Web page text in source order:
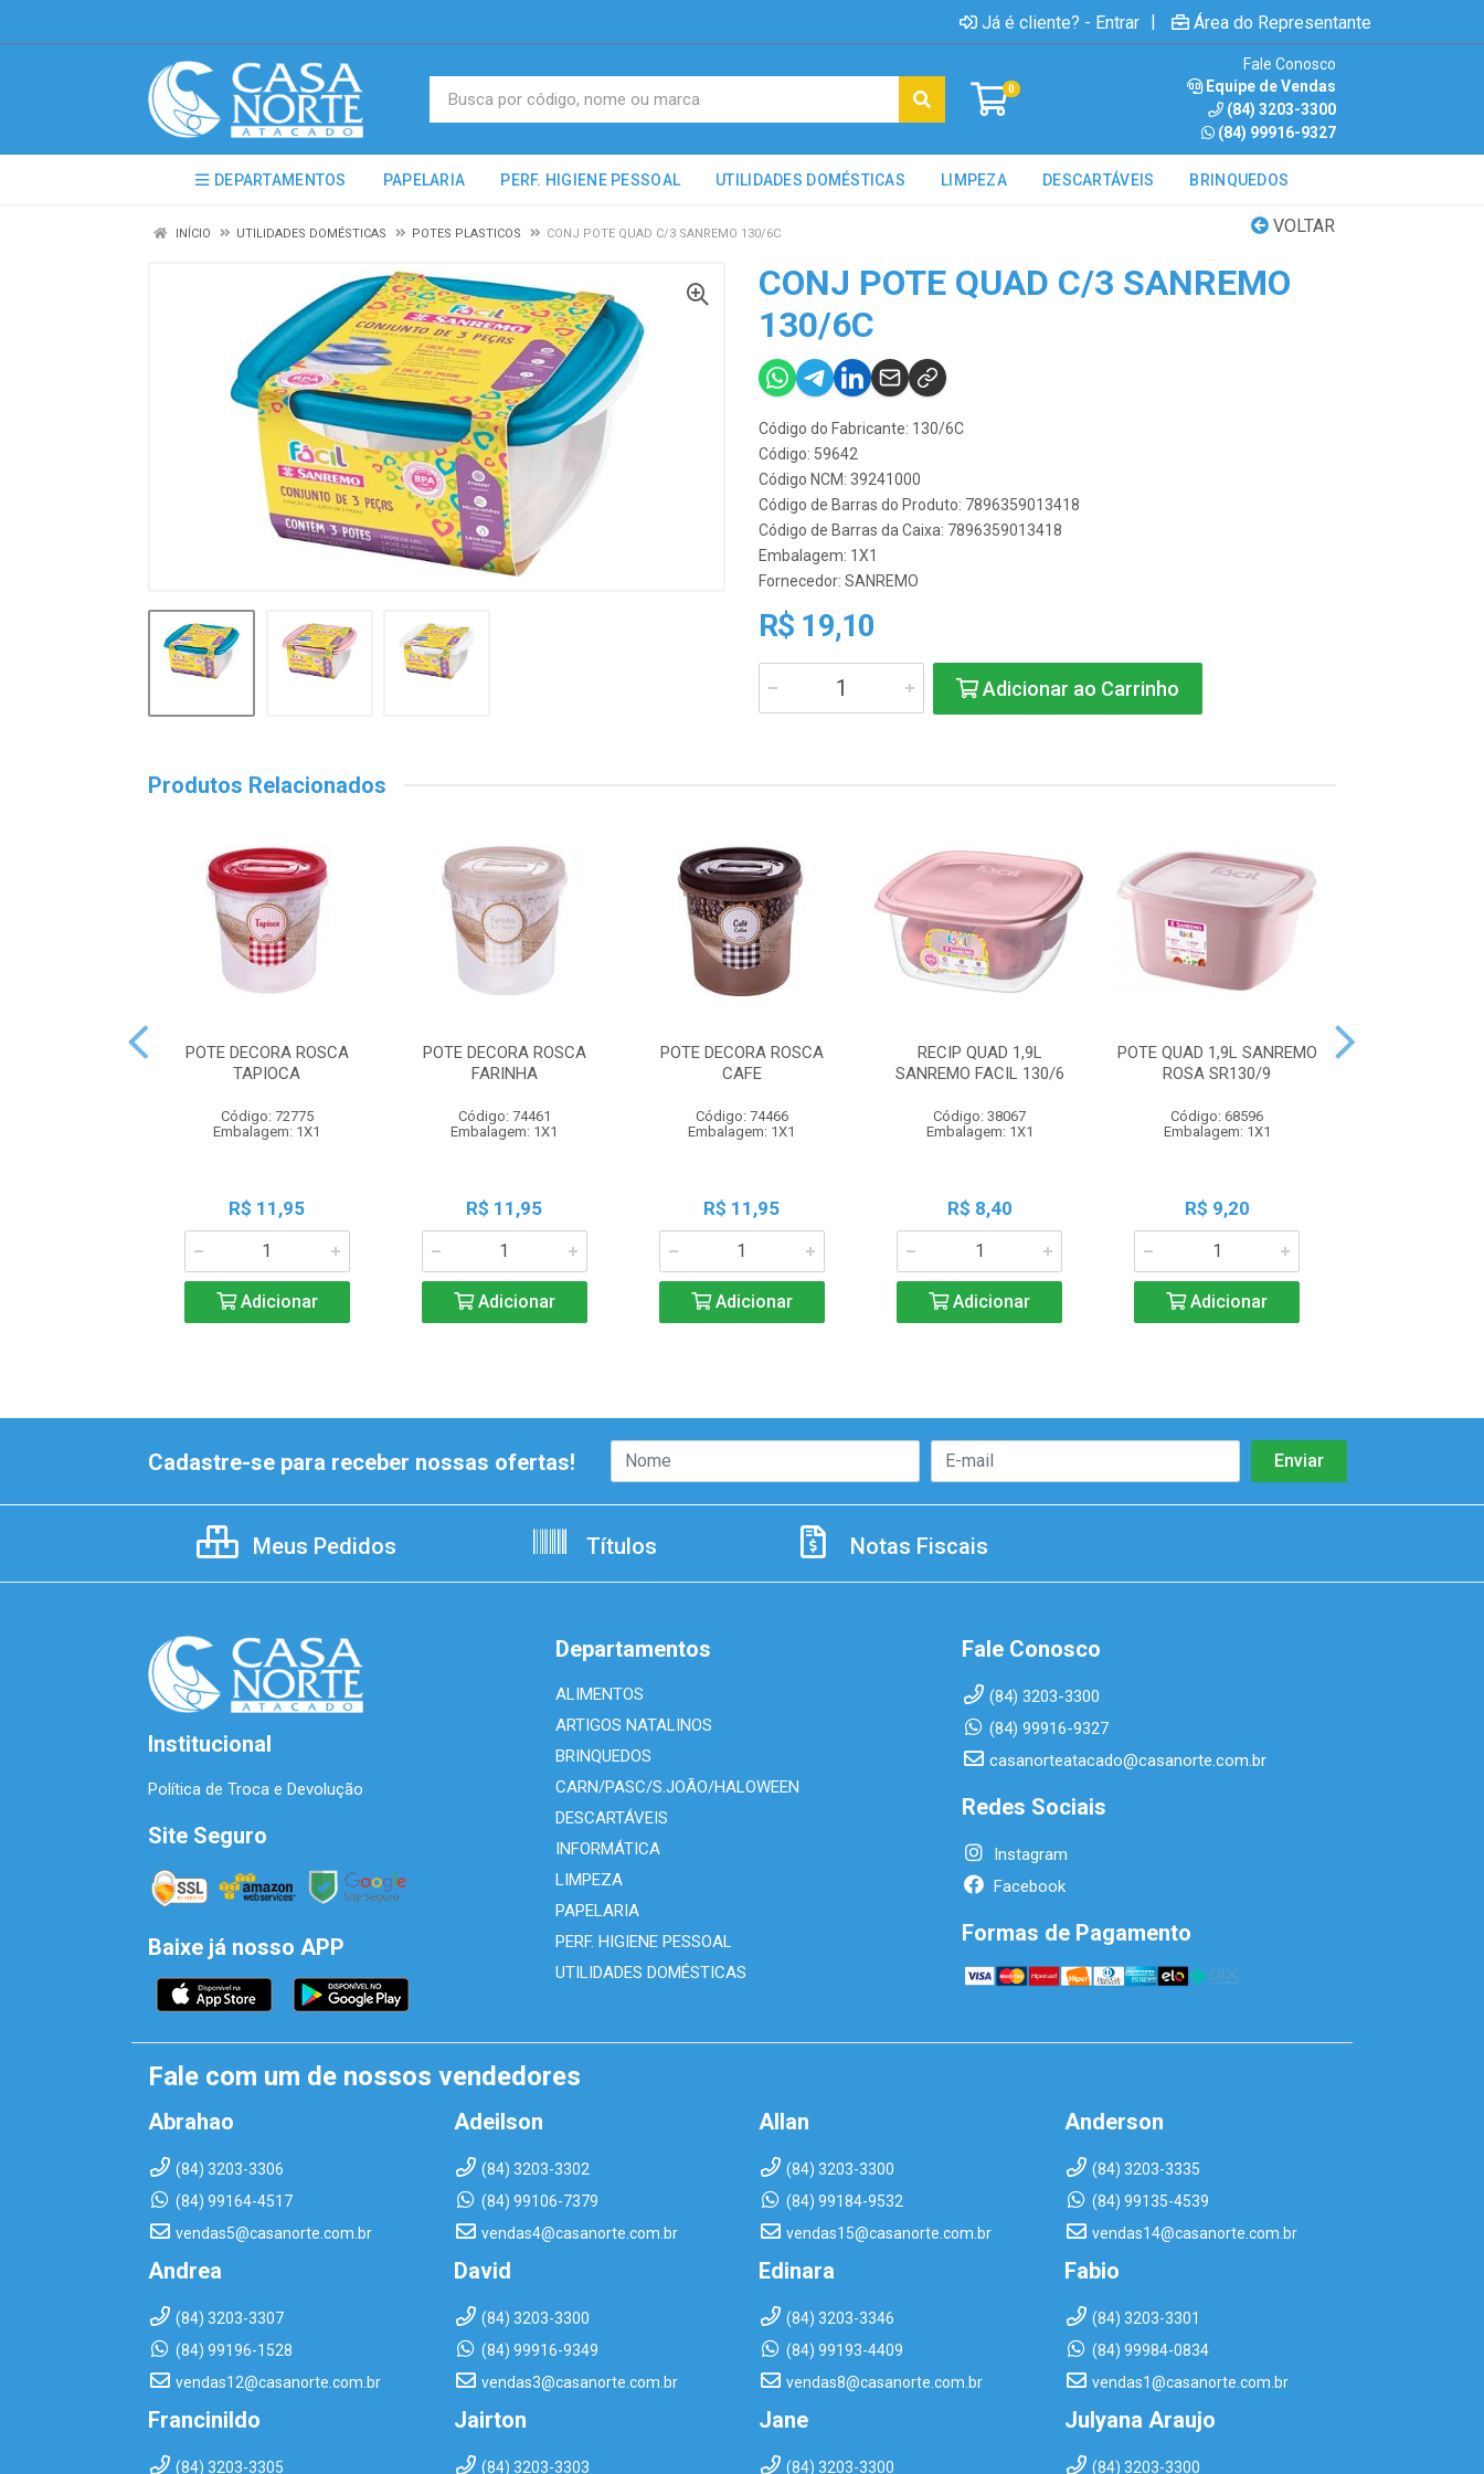
Já é cliente? - Entrar | Área do Representante
0
Fale Conosco
Equipe de Vendas
(84) 3203-3300
(84) 99916-9327
DEPARTAMENTOS PAPELARIA PERF. HIGIENE PESSOAL UTILIDADES DOMÉSTICAS LIMPEZA DESCARTÁVEIS BRINQUEDOS
VOLTAR
INÍCIO UTILIDADES DOMÉSTICAS POTES PLASTICOS CONJ POTE QUAD C/3 SANREMO 130/6C
CONJ POTE QUAD C/3 SANREMO
130/6C
Código do Fabricante: 130/6C
Código: 59642
Código NCM: 39241000
Código de Barras do Produto: 7896359013418
Código de Barras da Caixa: 7896359013418
Embalagem: 1X1
Fornecedor: SANREMO
R$ 19,10
Adicionar ao Carrinho
Produtos Relacionados
POTE DECORA ROSCA
TAPIOCA
Código: 72775
Embalagem: 1X1
R$ 11,95
Adicionar
POTE DECORA ROSCA
FARINHA
Código: 74461
Embalagem: 1X1
R$ 11,95
Adicionar
POTE DECORA ROSCA
CAFE
Código: 74466
Embalagem: 1X1
R$ 11,95
Adicionar
RECIP QUAD 1,9L
SANREMO FACIL 130/6
Código: 38067
Embalagem: 1X1
R$ 8,40
Adicionar
POTE QUAD 1,9L SANREMO
ROSA SR130/9
Código: 68596
Embalagem: 1X1
R$ 9,20
Adicionar
Cadastre-se para receber nossas ofertas!
Meus Pedidos Títulos Notas Fiscais
Institucional
Política de Troca e Devolução
Site Seguro
Baixe já nosso APP
Departamentos
ALIMENTOS
ARTIGOS NATALINOS
BRINQUEDOS
CARN/PASC/S.JOÃO/HALOWEEN
DESCARTÁVEIS
INFORMÁTICA
LIMPEZA
PAPELARIA
PERF. HIGIENE PESSOAL
UTILIDADES DOMÉSTICAS
Fale Conosco
(84) 3203-3300
(84) 99916-9327
casanorteatacado@casanorte.com.br
Redes Sociais
Instagram
Facebook
Formas de Pagamento
Fale com um de nossos vendedores
Abrahao
(84) 3203-3306
(84) 99164-4517
vendas5@casanorte.com.br
Adeilson
(84) 3203-3302
(84) 99106-7379
vendas4@casanorte.com.br
Allan
(84) 3203-3300
(84) 99184-9532
vendas15@casanorte.com.br
Anderson
(84) 3203-3335
(84) 99135-4539
vendas14@casanorte.com.br
Andrea
(84) 3203-3307
(84) 99196-1528
vendas12@casanorte.com.br
David
(84) 3203-3300
(84) 99916-9349
vendas3@casanorte.com.br
Edinara
(84) 3203-3346
(84) 99193-4409
vendas8@casanorte.com.br
Fabio
(84) 3203-3301
(84) 99984-0834
vendas1@casanorte.com.br
Francinildo
(84) 3203-3305
Jairton
(84) 3203-3303
Jane
(84) 3203-3300
Julyana Araujo
(84) 3203-3300